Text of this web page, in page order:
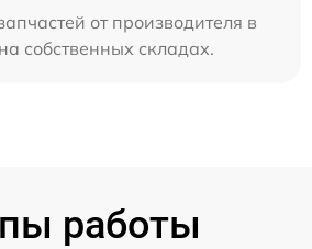
от производителя в
собственных складах.
работы